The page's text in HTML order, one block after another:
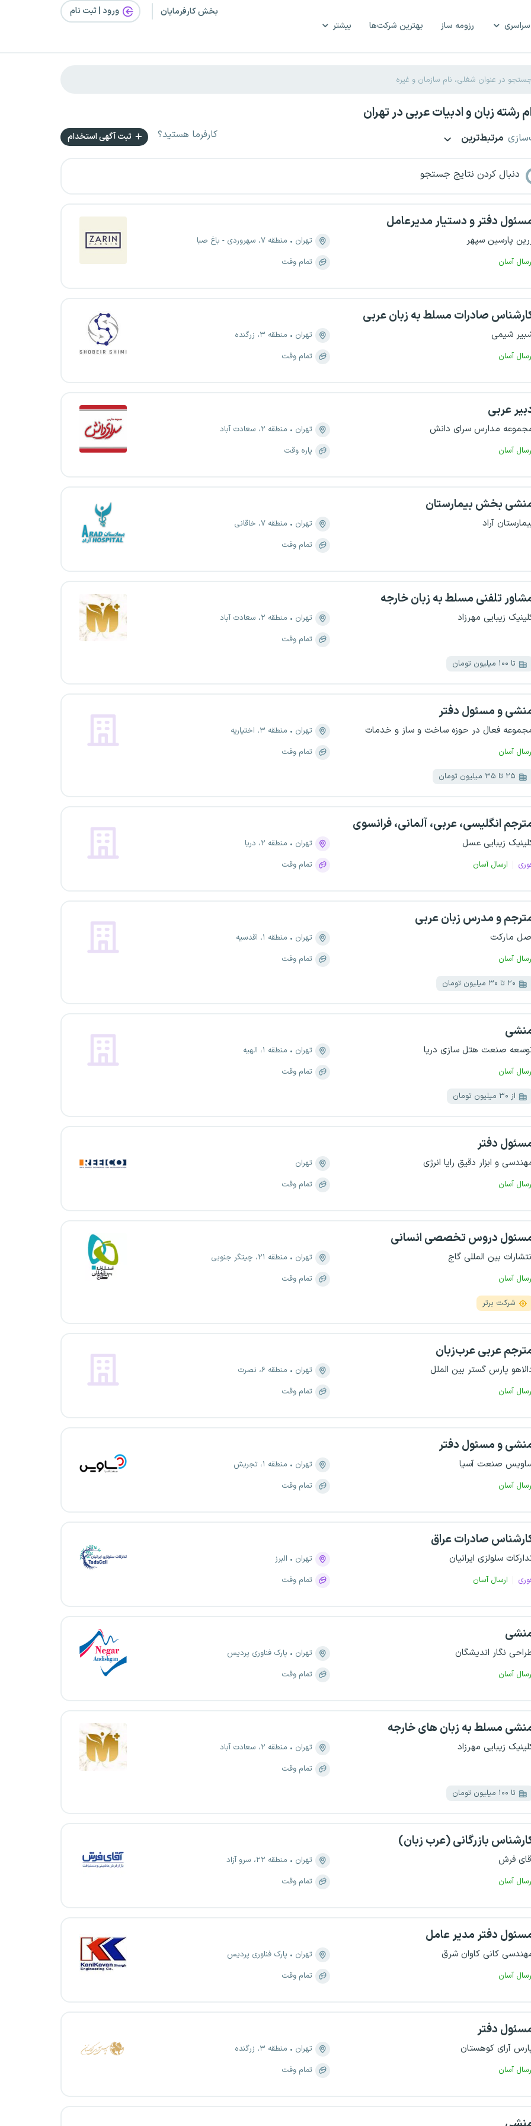
رزومه ساز بهترین شرکت‌ها بیشتر
بخش کارفرمایان ورود | ثبت‌ نام
رشته زبان و ادبیات عربی در تهران
مرتبط‌ترین کارفرما هستید؟ ثبت آگهی استخدام
دنبال کردن نتایج جستجو
دفتر و دستیار مدیرعامل
پارسین سپهر
آسان
تهران
منطقه ۷، سهروردی - باغ صبا
تمام وقت
صادرات مسلط به زبان عربی
شیمی
آسان
تهران
منطقه ۳، زرگنده
تمام وقت
عربی
مدارس سرای دانش
آسان
تهران
منطقه ۲، سعادت آباد
پاره وقت
بخش بیمارستان
آراد تهران
منطقه ۷، خاقانی
تمام وقت
تلفنی مسلط به زبان خارجه
زیبایی مهرزاد تهران
منطقه ۲، سعادت آباد
تمام وقت
تا ۱۰۰ میلیون تومان
و مسئول دفتر
فعال در حوزه ساخت و ساز و خدمات
آسان
تهران
منطقه ۳، اختیاریه
تمام وقت
۲۵ تا ۳۵ میلیون تومان
انگلیسی، عربی، آلمانی، فرانسوی
زیبایی عسل
ارسال آسان
تهران
منطقه ۲، دریا
تمام وقت
و مدرس زبان عربی
مارکت
آسان
تهران
منطقه ۱، اقدسیه
تمام وقت
۲۰ تا ۳۰ میلیون تومان
صنعت هتل سازی دریا
آسان
تهران
منطقه ۱، الهیه
تمام وقت
از ۳۰ میلیون تومان
دفتر
و ابزار دقیق رایا انرژی
آسان
تهران
تمام وقت
دروس تخصصی انسانی
بین المللی گاج
آسان
تهران
منطقه ۲۱، چیتگر جنوبی
تمام وقت
شرکت برتر
عربی عرب‌زبان
پارس گستر بین الملل
آسان
تهران
منطقه ۶، نصرت
تمام وقت
و مسئول دفتر
صنعت آسیا
آسان
تهران
منطقه ۱، تجریش
تمام وقت
صادرات عراق
سلولزی ایرانیان
ارسال آسان
تهران
البرز
تمام وقت
نگار اندیشگان
آسان
تهران
پارک فناوری پردیس
تمام وقت
مسلط به زبان های خارجه
زیبایی مهرزاد تهران
منطقه ۲، سعادت آباد
تمام وقت
تا ۱۰۰ میلیون تومان
بازرگانی (عرب زبان)
فرش
آسان
تهران
منطقه ۲۲، سرو آزاد
تمام وقت
دفتر مدیر عامل
کانی کاوان شرق
آسان
تهران
پارک فناوری پردیس
تمام وقت
دفتر
آرای کوهستان
آسان
تهران
منطقه ۳، زرگنده
تمام وقت